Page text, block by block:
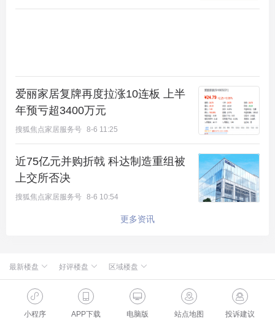
爱丽家居复牌再度拉涨10连板 上半
年预亏超3400万元
搜狐焦点家居服务号 8-6 11:25
近75亿元并购折戟 科达制造重组被
上交所否决
搜狐焦点家居服务号 8-6 10:54
更多资讯
最新楼盘 好评楼盘 区域楼盘
绿城·朗月和风 新航城世界映
怀柔国贤府
缦合北京
懋源·騴橒臺
北京城建·文华知筑
北京城建·和知筑|铂瑞
北京建工·嘉棠雅序 国樾天颂
北京楼盘
石景山楼盘
昌平楼盘
大兴楼盘
房山楼盘
朝阳楼盘 通州楼盘
桃源新都孔雀城 华银天鹅湖
温泉新都孔雀城
中海北京世家
燕都古城·和园
中冶兴隆新城·红石郡
路劲阳光城 富力和园
小程序 APP下载 电脑版 站点地图 投诉建议